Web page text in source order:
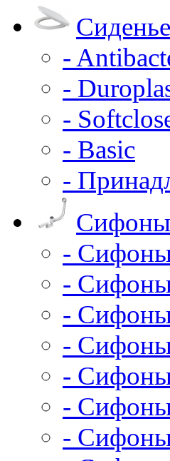
-
-
-
- Basic
-
Сифоны
- Сифоны
-
- Сифоны
-
-
- Сифоны
-